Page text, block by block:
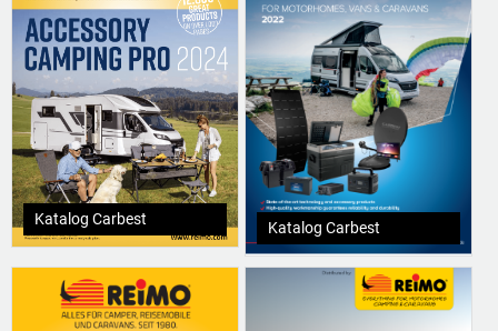
Katalog Carbest
Katalog Carbest